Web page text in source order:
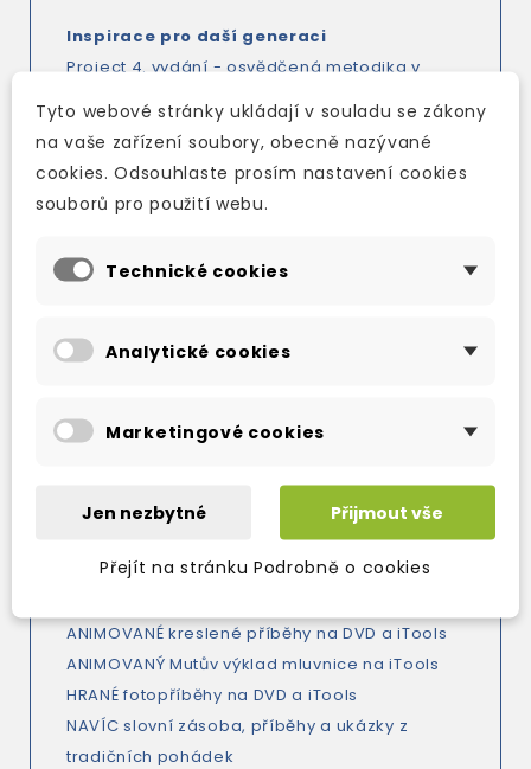
Inspirace pro daší generaci
Project 4. vydání - osvědčená metodika v
Nové aktualizované vydání nejprodávanější
učebnice Project plus oblíbené kreslené
příběhy v nové podobě, nová cvičení a nové
digitální komponenty - inspirace pro vaše
studenty.
osvědčenou metodiku učebnice Project, které
metodiku založenou na analytickém přístupu
ke gramatice, pestré škále cvičení a jasně
vymezeném okruhu slovní zásoby;
propracovaný a zároveň motivující výukový
ANIMOVANÉ kreslené příběhy na DVD a iTools
ANIMOVANÝ Mutův výklad mluvnice na iTools
HRANÉ fotopříběhy na DVD a iTools
NAVÍC slovní zásoba, příběhy a ukázky z
tradičních pohádek
Tyto webové stránky ukládají v souladu se zákony
na vaše zařízení soubory, obecně nazývané
cookies. Odsouhlaste prosím nastavení cookies
souborů pro použití webu.
Technické cookies
Analytické cookies
Marketingové cookies
Jen nezbytné Přijmout vše
Přejít na stránku Podrobně o cookies